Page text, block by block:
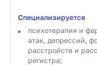
Специализируется
психотерапия и
атак, депрессий,
расстройств и
регистра;